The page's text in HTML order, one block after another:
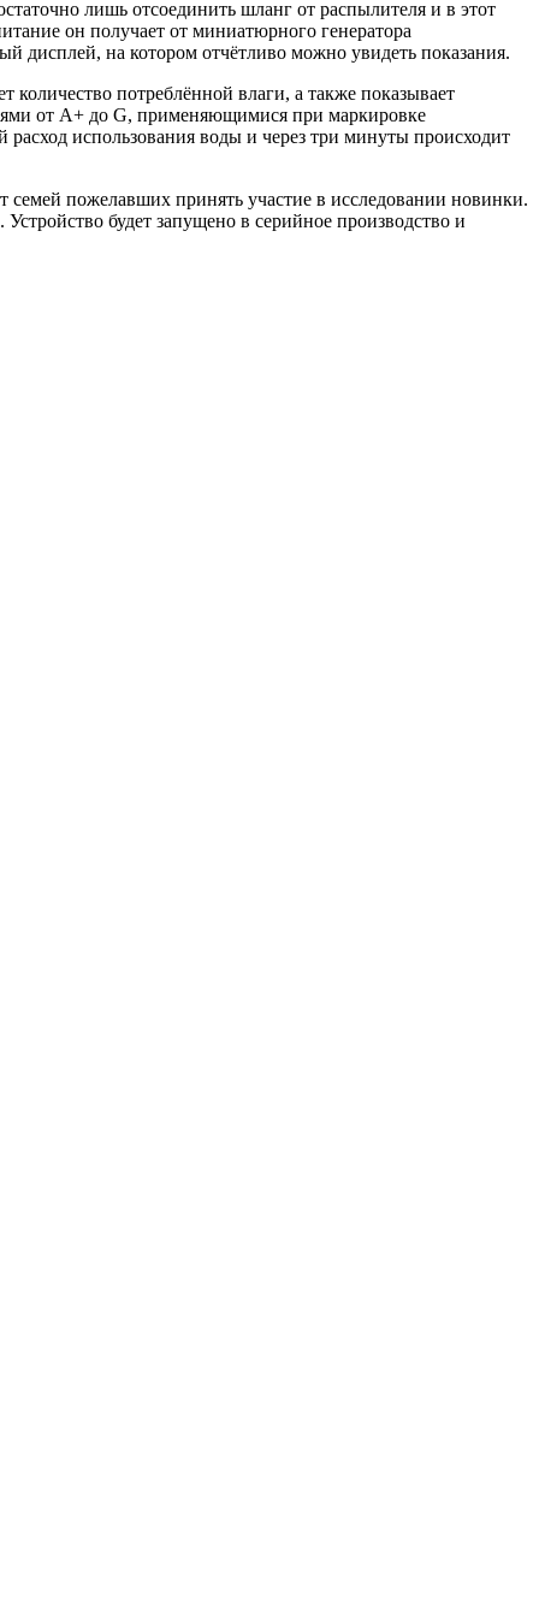
лишь отсоединить шланг от распылителя и в этот
он получает от миниатюрного генератора
дисплей, на котором отчётливо можно увидеть показания.
количество потреблённой влаги, а также показывает
от A+ до G, применяющимися при маркировке
использования воды и через три минуты происходит
пожелавших принять участие в исследовании новинки.
будет запущено в серийное производство и